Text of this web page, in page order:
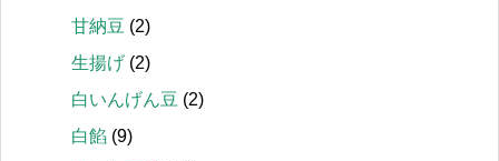
甘納豆 (2)
生揚げ (2)
白いんげん豆 (2)
白餡 (9)